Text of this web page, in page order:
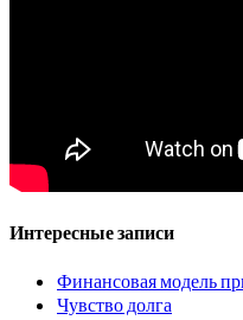
Интересные записи
Финансовая модель
Чувство долга